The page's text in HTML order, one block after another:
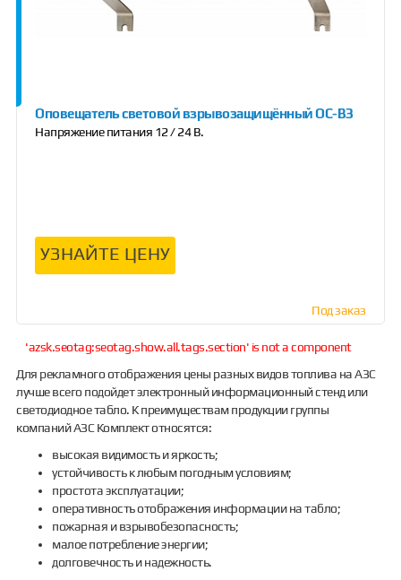
Оповещатель световой взрывозащищённый ОС-ВЗ
Напряжение питания 12 / 24 В.
УЗНАЙТЕ ЦЕНУ
Под заказ
'azsk.seotag:seotag.show.all.tags.section' is not a component
Для рекламного отображения цены разных видов топлива на АЗС
лучше всего подойдет электронный информационный стенд или
светодиодное табло. К преимуществам продукции группы
компаний АЗС Комплект относятся:
высокая видимость и яркость;
устойчивость к любым погодным условиям;
простота эксплуатации;
оперативность отображения информации на табло;
пожарная и взрывобезопасность;
малое потребление энергии;
долговечность и надежность.